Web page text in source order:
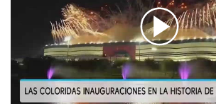
00:00/02:19